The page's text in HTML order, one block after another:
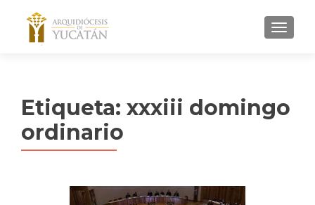
MENU
Etiqueta: xxxiii domingo
ordinario